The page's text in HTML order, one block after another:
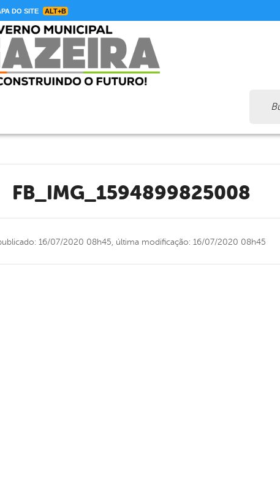
DO SITE ALT+B
FB_IMG_1594899825008
16/07/2020 08h45, última modificação: 16/07/2020 08h45